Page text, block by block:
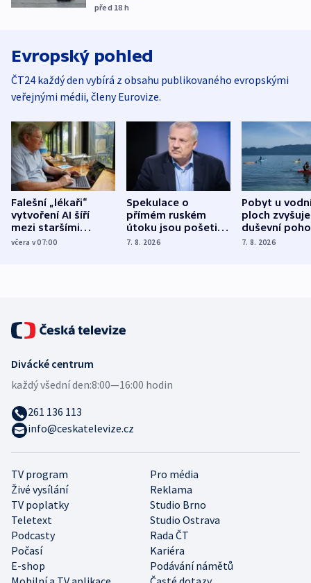
před 18 h
Evropský pohled
ČT24 každý den vybírá z obsahu publikovaného evropskými
veřejnými médii, členy Eurovize.
Falešní „lékaři“
vytvoření AI šíří
mezi staršími
Poláky nebezpečné
včera v 07:00
Spekulace o
přímém ruském
útoku jsou pošetilé,
míní estonský
7. 8. 2026
Pobyt u
ploch zvyšuje
duševní
ukázala
7. 8. 2026
TV program
Pro média
Živé vysílání
Reklama
TV poplatky
Studio Brno
Teletext
Studio Ostrava
Podcasty
Rada ČT
Počasí
Kariéra
E-shop
Podávání námětů
Divácké centrum
každý všední den:8:00—16:00 hodin
261 136 113
info@ceskatelevize.cz